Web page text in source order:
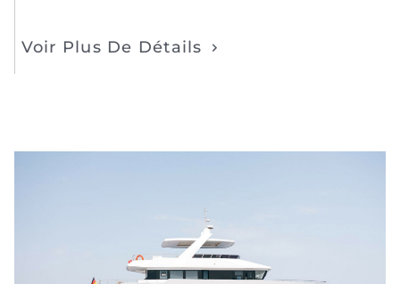
Voir Plus De Détails